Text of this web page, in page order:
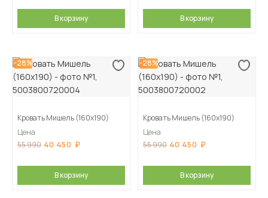
В корзину В корзину
-28%
Кровать Мишель (160х190)
Цена
55 990 40 450
В корзину
-28%
Кровать Мишель (160х190)
Цена
55 990 40 450
В корзину